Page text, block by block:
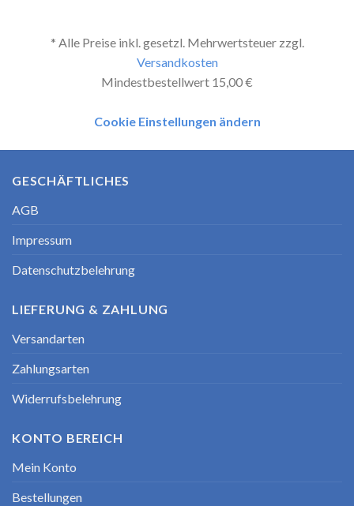
* Alle Preise inkl. gesetzl. Mehrwertsteuer zzgl.
Versandkosten
Mindestbestellwert 15,00 €
Cookie Einstellungen ändern
GESCHÄFTLICHES
AGB
Impressum
Datenschutzbelehrung
LIEFERUNG & ZAHLUNG
Versandarten
Zahlungsarten
Widerrufsbelehrung
KONTO BEREICH
Mein Konto
Bestellungen